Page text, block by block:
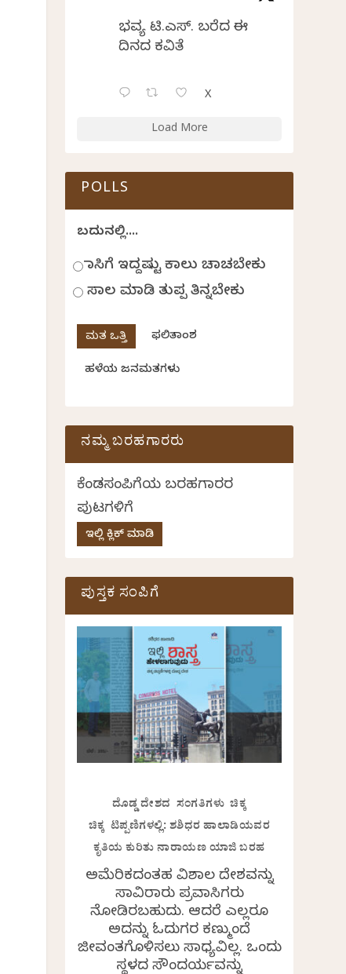
ಭವ್ಯ ಟಿ.ಎಸ್. ಬರೆದ ಈ
ದಿನದ ಕವಿತೆ
X
Load More
POLLS
ಬದುಕಿನಲ್ಲಿ....
ಹಾಸಿಗೆ ಇದ್ದಷ್ಟು ಕಾಲು ಚಾಚಬೇಕು
ಸಾಲ ಮಾಡಿ ತುಪ್ಪ ತಿನ್ನಬೇಕು
ಫಲಿತಾಂಶ
ಹಳೆಯ ಜನಮತಗಳು
ನಮ್ಮ ಬರಹಗಾರರು
ಕೆಂಡಸಂಪಿಗೆಯ ಬರಹಗಾರರ
ಪುಟಗಳಿಗೆ
ಇಲ್ಲಿ ಕ್ಲಿಕ್ ಮಾಡಿ
ಪುಸ್ತಕ ಸಂಪಿಗೆ
ದೊಡ್ಡ ದೇಶದ ಸಂಗತಿಗಳು ಚಿಕ್ಕ
ಚಿಕ್ಕ ಟಿಪ್ಪಣಿಗಳಲ್ಲಿ: ಶಶಿಧರ ಹಾಲಾಡಿಯವರ
ಕೃತಿಯ ಕುರಿತು ನಾರಾಯಣ ಯಾಜಿ ಬರಹ
ಅಮೆರಿಕದಂತಹ ವಿಶಾಲ ದೇಶವನ್ನು
ಸಾವಿರಾರು ಪ್ರವಾಸಿಗರು
ನೋಡಿರಬಹುದು. ಆದರೆ ಎಲ್ಲರೂ
ಅದನ್ನು ಓದುಗರ ಕಣ್ಮುಂದೆ
ಜೀವಂತಗೊಳಿಸಲು ಸಾಧ್ಯವಿಲ್ಲ. ಒಂದು
ಸ್ಥಳದ ಸೌಂದರ್ಯವನ್ನು